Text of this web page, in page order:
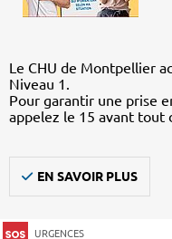
Le CHU de Montpellier
Niveau 1.
Pour garantir une prise
appelez le 15 avant tout
EN SAVOIR PLUS
URGENCES